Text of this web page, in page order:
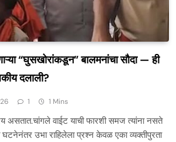
“घुसखोरांकडून” बालमनांचा सौदा — ही
दलाली?
1 1 Mins
असतात.चांगले वाईट याची फारशी समज त्यांना नसते
उभा राहिलेला प्रश्न केवळ एका व्यक्तीपुरता